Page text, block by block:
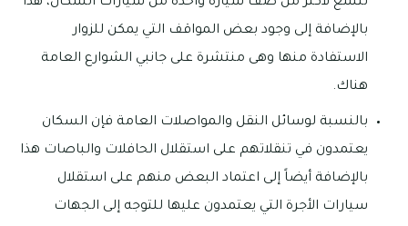
بالإضافة إلى وجود بعض المواقف التي يمكن للزوار
الاستفادة منها وهى منتشرة على جانبي الشوارع العامة
هناك.
بالنسبة لوسائل النقل والمواصلات العامة فإن السكان
يعتمدون في تنقلاتهم على استقلال الحافلات والباصات هذا
بالإضافة أيضاً إلى اعتماد البعض منهم على استقلال
سيارات الأجرة التي يعتمدون عليها للتوجه إلى الجهات